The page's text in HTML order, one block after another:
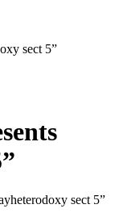
sect 5”
sect 5”